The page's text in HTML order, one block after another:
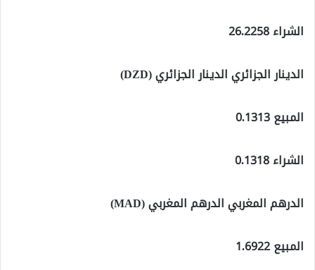
الشراء 26.2258
الدينار الجزائري الدينار الجزائري (DZD)
المبيع 0.1313
الشراء 0.1318
الدرهم المغربي الدرهم المغربي (MAD)
المبيع 1.6922